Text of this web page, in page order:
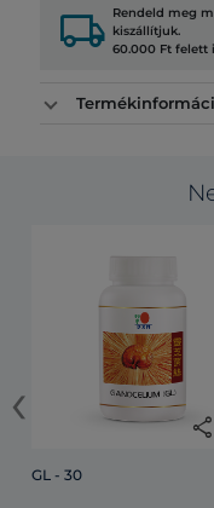
local_shipping Rendeld meg
kiszállítjuk.
60.000 Ft felett
share
GL - 30
‹